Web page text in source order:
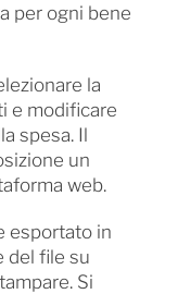
per ogni bene
la
e modificare
spesa. Il
un
web.
esportato in
del file su
Si